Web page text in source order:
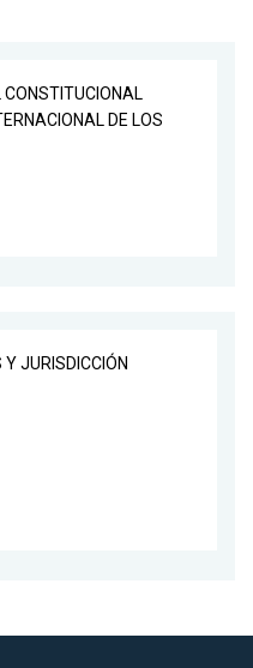
CONSTITUCIONAL
DE LOS
JURISDICCIÓN